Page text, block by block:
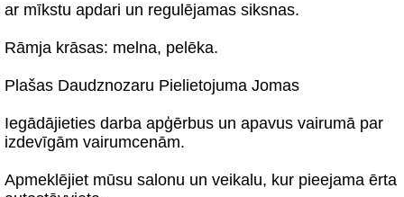
ar mīkstu apdari un regulējamas siksnas.
Rāmja krāsas: melna, pelēka.
Plašas Daudznozaru Pielietojuma Jomas
Iegādājieties darba apģērbus un apavus vairumā par
izdevīgām vairumcenām.
Apmeklējiet mūsu salonu un veikalu, kur pieejama ērta